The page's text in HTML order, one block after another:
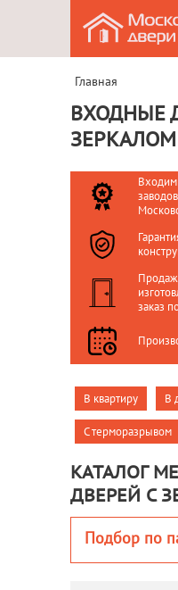
Главная
ВХОДНЫЕ
ЗЕРКАЛОМ
заказ
В квартиру В
С терморазрывом
КАТАЛОГ
ДВЕРЕЙ С
Подбор по